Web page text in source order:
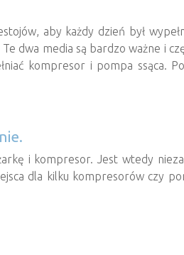
aby każdy dzień był
dwa media są bardzo ważne i
kompresor i pompa ssąca.
i kompresor. Jest wtedy
dla kilku kompresorów czy